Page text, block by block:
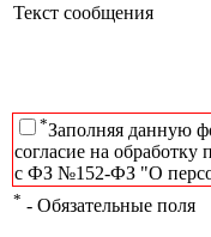
Текст сообщения
*Заполняя данную
согласие на обработку
с ФЗ №152-ФЗ "О
* - Обязательные поля